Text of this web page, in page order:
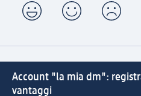
Account "la mia dm":
vantaggi